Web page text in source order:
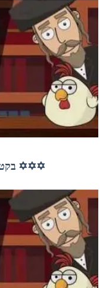
✡✡✡ בקטנה – פרשת בהעלותך לילדים ✡✡✡